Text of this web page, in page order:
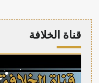
قناة الخلافة